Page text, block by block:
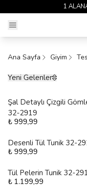
1
Ana Sayfa Giyim
Yeni Gelenler
Şal Detaylı Çizgili
32-2919
₺ 999,99
Desenli Tül Tunik 32-
₺ 999,99
Tül Pelerin Tunik 32-
₺ 1.199,99